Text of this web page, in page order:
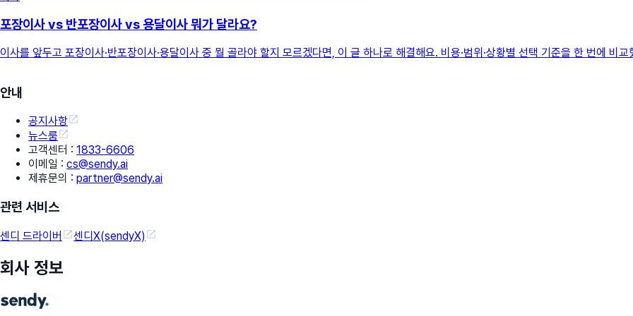
포장이사 vs 반포장이사 vs 용달이사 뭐가 달라요?
이사를 앞두고 포장이사·반포장이사·용달이사 중 뭘 골라야 할지 모르겠다면, 이 글 하나로 해결해요. 비용·범위·상황별 선택 기준을 한 번에 비교
안내
공지사항
뉴스룸
고객센터 : 1833-6606
이메일 : cs@sendy.ai
제휴문의 : partner@sendy.ai
관련 서비스
센디 드라이버 센디X(sendyX)
회사 정보